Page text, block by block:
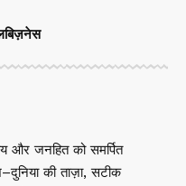
बिज़नेस
और जनहित को समर्पित
की ताज़ा, सटीक